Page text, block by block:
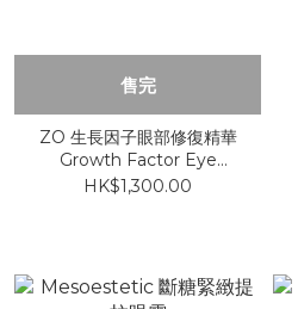
售完
ZO 生長因子眼部修復精華
Growth Factor Eye
Serum
HK$1,300.00